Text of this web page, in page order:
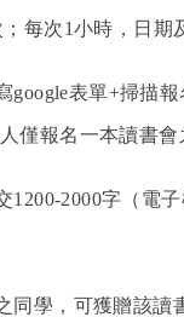
每次1小時，日期
google表單+掃描
僅報名一本讀書會
2000字（電
同學，可獲贈該